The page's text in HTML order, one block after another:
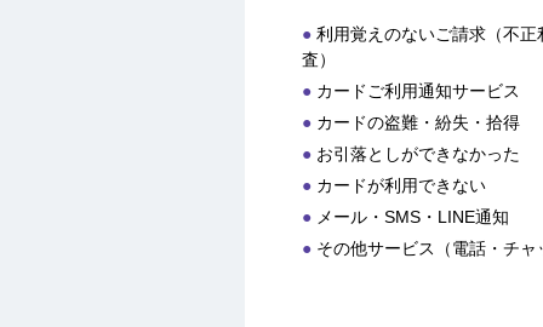
利用覚えのないご請求（不正
査）
カードご利用通知サービス
カードの盗難・紛失・拾得
お引落としができなかった
カードが利用できない
メール・SMS・LINE通知
その他サービス（電話・チャ